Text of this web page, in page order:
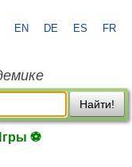
EN DE ES FR
Найти!
⚽